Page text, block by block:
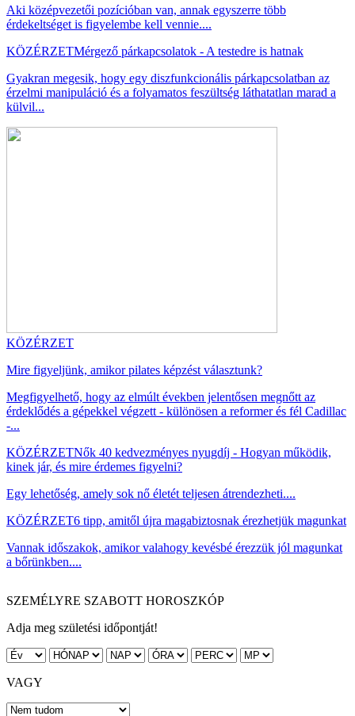
Aki középvezetői pozícióban van, annak egyszerre több
érdekeltséget is figyelembe kell vennie....
KÖZÉRZETMérgező párkapcsolatok - A testedre is hatnak
Gyakran megesik, hogy egy diszfunkcionális párkapcsolatban az
érzelmi manipuláció és a folyamatos feszültség láthatatlan marad a
külvil...
KÖZÉRZET
Mire figyeljünk, amikor pilates képzést választunk?
Megfigyelhető, hogy az elmúlt években jelentősen megnőtt az
érdeklődés a gépekkel végzett - különösen a reformer és fél Cadillac
-...
KÖZÉRZETNők 40 kedvezményes nyugdíj - Hogyan működik,
kinek jár, és mire érdemes figyelni?
Egy lehetőség, amely sok nő életét teljesen átrendezheti....
KÖZÉRZET6 tipp, amitől újra magabiztosnak érezhetjük magunkat
Vannak időszakok, amikor valahogy kevésbé érezzük jól magunkat
a bőrünkben....
SZEMÉLYRE SZABOTT HOROSZKÓP
Adja meg születési időpontját!
VAGY